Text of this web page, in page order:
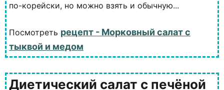
по-корейски, но можно взять и обычную...
Посмотреть рецепт - Морковный салат с
тыквой и медом
Диетический салат с печёной